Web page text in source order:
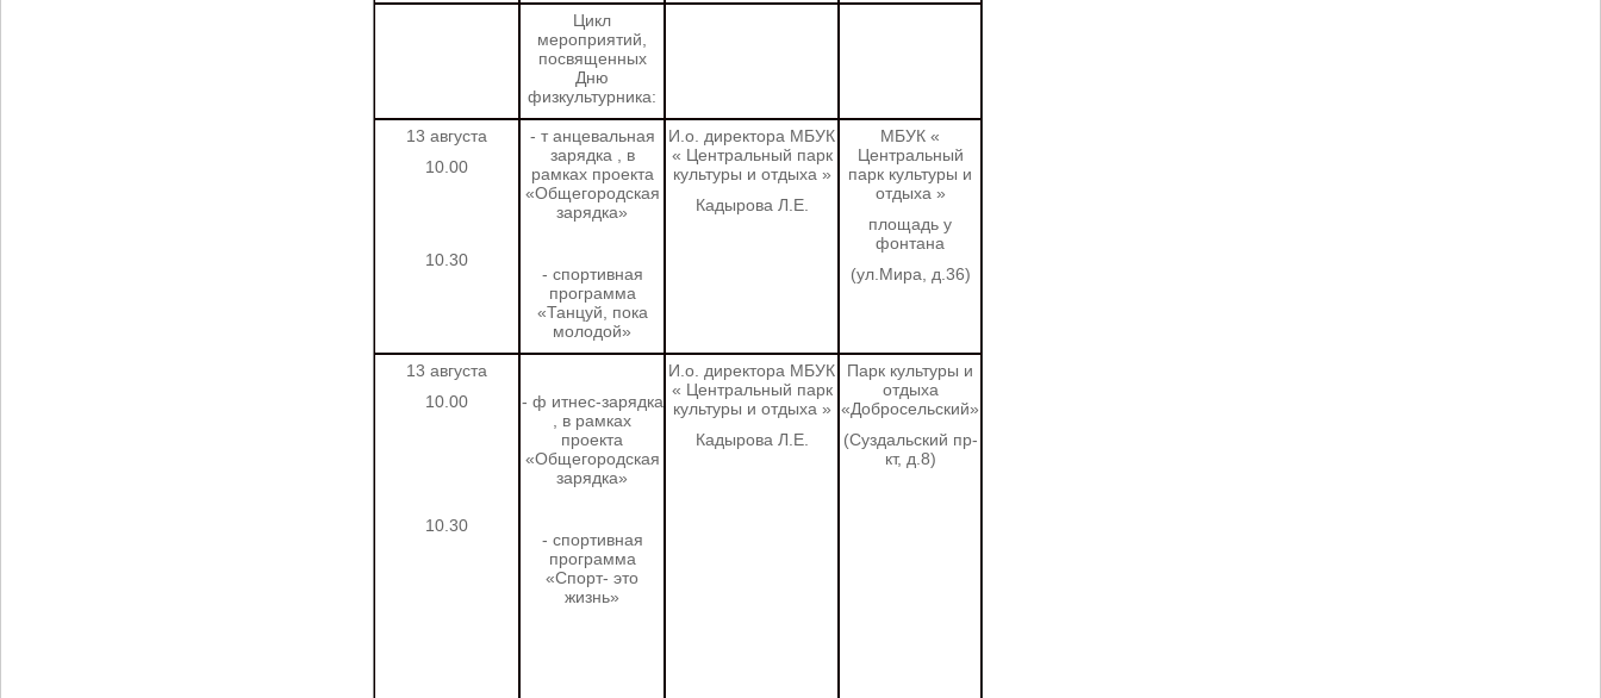
Цикл
мероприятий,
посвященных
Дню
физкультурника:
13 августа
10.00
10.30
- т анцевальная
зарядка
, в
рамках проекта
«Общегородская
зарядка»
- спортивная
программа
«Танцуй, пока
молодой»
И.о. директора МБУК
« Центральный парк
культуры и отдыха »
Кадырова Л.Е.
МБУК «
Центральный
парк культуры и
отдыха »
площадь у
фонтана
(ул.Мира, д.36)
13 августа
10.00
10.30
- ф итнес-зарядка
, в рамках
проекта
«Общегородская
зарядка»
- спортивная
программа
«Спорт- это
жизнь»
И.о. директора МБУК
« Центральный парк
культуры и отдыха »
Кадырова Л.Е.
Парк культуры и
отдыха
«Добросельский»
(Суздальский пр-
кт, д.8)